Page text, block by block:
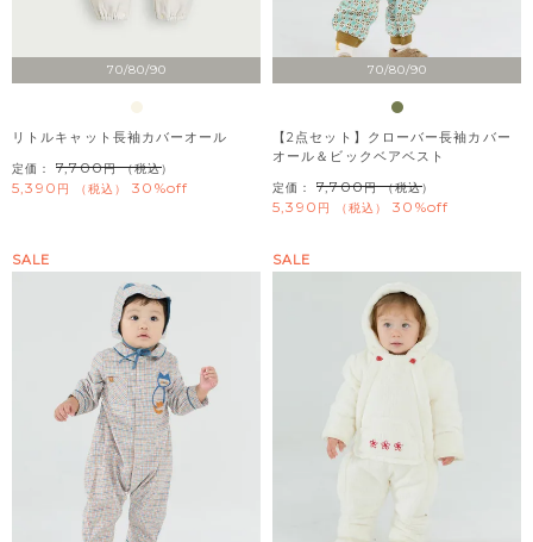
70/80/90
リトルキャット長袖カバーオール
定価： 7,700 （税込）
5,390 税込 30%off
70/80/90
【2点セット】クローバー長袖カバー
オール＆ビックベアベスト
定価： 7,700 （税込）
5,390 税込 30%off
SALE SALE